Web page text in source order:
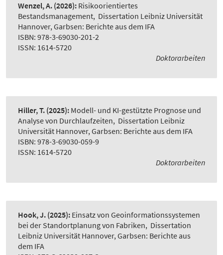
Wenzel, A. (2026): Risikoorientiertes
Bestandsmanagement, Dissertation Leibniz Universität
Hannover, Garbsen: Berichte aus dem IFA
ISBN: 978-3-69030-201-2
ISSN: 1614-5720
Doktorarbeiten
Hiller, T. (2025): Modell- und KI-gestützte Prognose und
Analyse von Durchlaufzeiten, Dissertation Leibniz
Universität Hannover, Garbsen: Berichte aus dem IFA
ISBN: 978-3-69030-059-9
ISSN: 1614-5720
Doktorarbeiten
Hook, J. (2025): Einsatz von Geoinformationssystemen
bei der Standortplanung von Fabriken, Dissertation
Leibniz Universität Hannover, Garbsen: Berichte aus
dem IFA